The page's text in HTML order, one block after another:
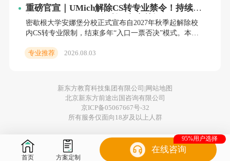
者数据科学方向会更有竞争力；如果你对学术
研究更感兴趣，哥大也支持你在导师指导下写
发，路径都很清晰。
多说一句，这两年AI行业对人才的需求已经
从“会写代码”升级到了“能构建复杂系统”。哥
大CS项目在这方面跟得很紧，课程里会涉及计
算机视觉、自然语言处理、分布式系统等前沿
内容。2026年初的数据显示，这个项目毕业生
重磅官宣｜UMich解除CS转专业禁令！持续3
年的“Gatekeeping”红利，彻底关闭
密歇根大学安娜堡分校正式宣布自2027年秋季起解除校
内CS转专业限制，结束多年“入口一票否决”模式。本文
家庭的
专业推荐 2026.08.03
新东方教育科技集团有限公司| 网站地图
北京新东方前途出国咨询有限公司
京ICP备05067667号-32
所有服务仅面向18岁及以上人群
首页 方案定制
在线咨询
95%用户选择